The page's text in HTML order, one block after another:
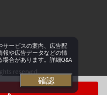
reserved.
サービスの案内、広告配
報や広告データなどの情
合があります。詳細Q&A
確認